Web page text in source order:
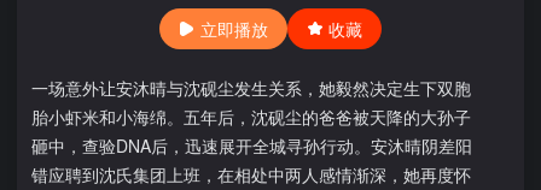
立即播放 收藏
一场意外让安沐晴与沈砚尘发生关系，她毅然决定生下双胞
胎小虾米和小海绵。五年后，沈砚尘的爸爸被天降的大孙子
砸中，查验DNA后，迅速展开全城寻孙行动。安沐晴阴差阳
错应聘到沈氏集团上班，在相处中两人感情渐深，她再度怀